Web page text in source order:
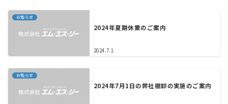
お知らせ
2024年夏期休業のご案内
2024.7.1
お知らせ
2024年7月1日の弊社棚卸の実施のご案内